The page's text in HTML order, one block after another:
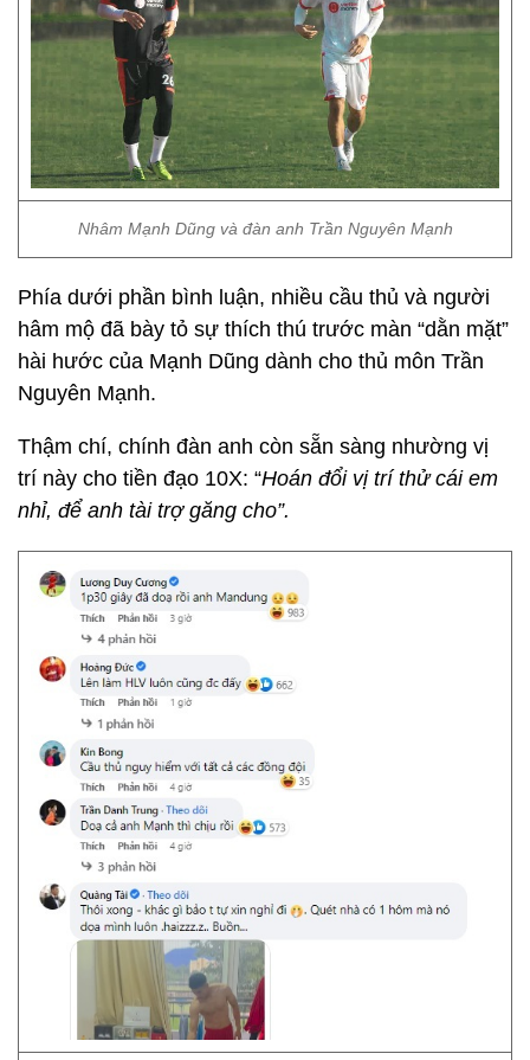
Nhâm Mạnh Dũng và đàn anh Trần Nguyên Mạnh
Phía dưới phần bình luận, nhiều cầu thủ và người
hâm mộ đã bày tỏ sự thích thú trước màn “dằn mặt”
hài hước của Mạnh Dũng dành cho thủ môn Trần
Nguyên Mạnh.
Thậm chí, chính đàn anh còn sẵn sàng nhường vị
trí này cho tiền đạo 10X: “Hoán đổi vị trí thử cái em
nhỉ, để anh tài trợ găng cho”.